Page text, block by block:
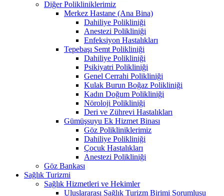
Diğer Polikliniklerimiz
Merkez Hastane (Ana Bina)
Dahiliye Polikliniği
Anestezi Polikliniği
Enfeksiyon Hastalıkları
Tepebaşı Semt Polikliniği
Dahiliye Polikliniği
Psikiyatri Polikliniği
Genel Cerrahi Polikliniği
Kulak Burun Boğaz Polikliniği
Kadın Doğum Polikliniği
Nöroloji Polikliniği
Deri ve Zührevi Hastalıkları
Gümüşsuyu Ek Hizmet Binası
Göz Polikliniklerimiz
Dahiliye Polikliniği
Çocuk Hastalıkları
Anestezi Polikliniği
Göz Bankası
Sağlık Turizmi
Sağlık Hizmetleri ve Hekimler
Uluslararası Sağlık Turizm Birimi Sorumlusu